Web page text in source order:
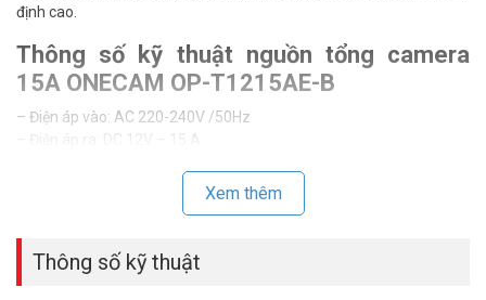
định cao.
Thông số kỹ thuật nguồn tổng camera
15A ONECAM OP-T1215AE-B
– Điện áp vào: AC 220-240V /50Hz
– Điện áp ra: DC 12V – 15.A
Đặt mua hàng Online ngay hôm nay để được hỗ trợ giá tốt nhất.
Xem thêm
Thông số kỹ thuật